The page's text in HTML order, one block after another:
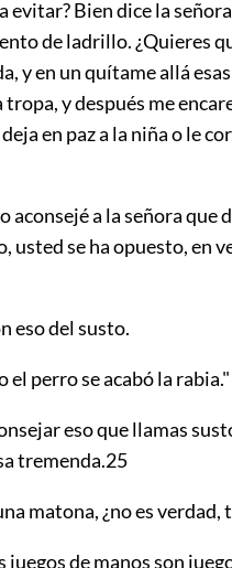
evitar? Bien dice la
de ladrillo. ¿Quieres
y en un quítame allá
y después me
en paz a la niña o le
aconsejé a la señora que
usted se ha opuesto, en
eso del susto.
perro se acabó la rabia."
eso que llamas
tremenda.25
matona, ¿no es verdad,
juegos de manos son